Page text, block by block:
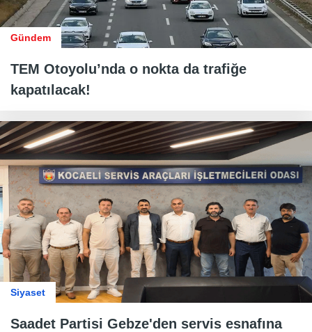
Gündem
TEM Otoyolu’nda o nokta da trafiğe
kapatılacak!
Siyaset
Saadet Partisi Gebze'den servis esnafına